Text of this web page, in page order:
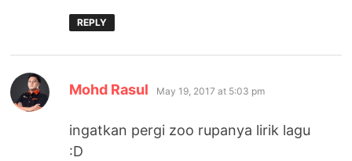
REPLY
Mohd Rasul says:
May 19, 2017 at 5:03 pm
ingatkan pergi zoo rupanya lirik lagu
:D